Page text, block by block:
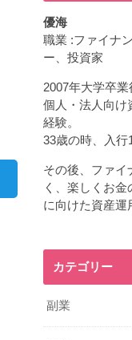
優海
職業 :ファイナ
ー、投資家
2007年大学卒業
個人・法人向け
経験。
33歳の時、入行
その後、ファイ
く、楽しくお
に向けた資産運
カテゴリー
副業